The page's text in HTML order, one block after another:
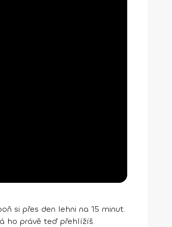
si přes den lehni na 15 minut.
ho právě teď přehlížíš.